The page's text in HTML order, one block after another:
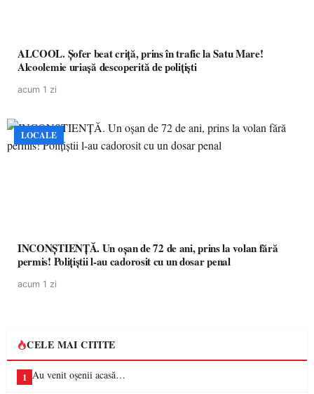
ALCOOL. Șofer beat criță, prins în trafic la Satu Mare!
Alcoolemie uriașă descoperită de polițiști
acum 1 zi
LOCALE
INCONȘTIENȚĂ. Un oșan de 72 de ani, prins la volan fără
permis! Polițiștii l-au cadorosit cu un dosar penal
acum 1 zi
CELE MAI CITITE
1 Au venit oșenii acasă…